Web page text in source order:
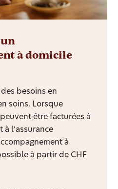
à domicile
besoins en
soins. Lorsque
être facturées à
à l’assurance
à
à partir de CHF